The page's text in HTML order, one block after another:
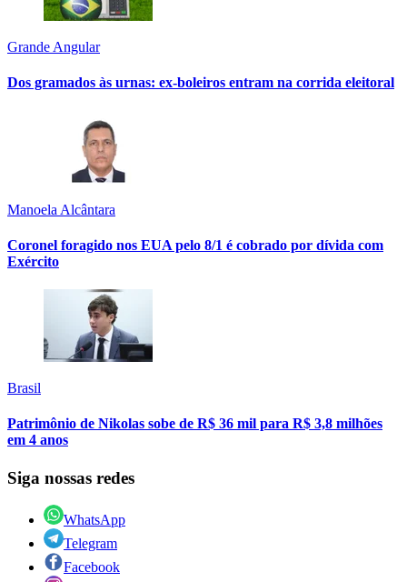
Grande Angular
Dos gramados às urnas: ex-boleiros entram na corrida eleitoral
Manoela Alcântara
Coronel foragido nos EUA pelo 8/1 é cobrado por dívida com
Exército
Brasil
Patrimônio de Nikolas sobe de R$ 36 mil para R$ 3,8 milhões
em 4 anos
Siga nossas redes
WhatsApp
Telegram
Facebook